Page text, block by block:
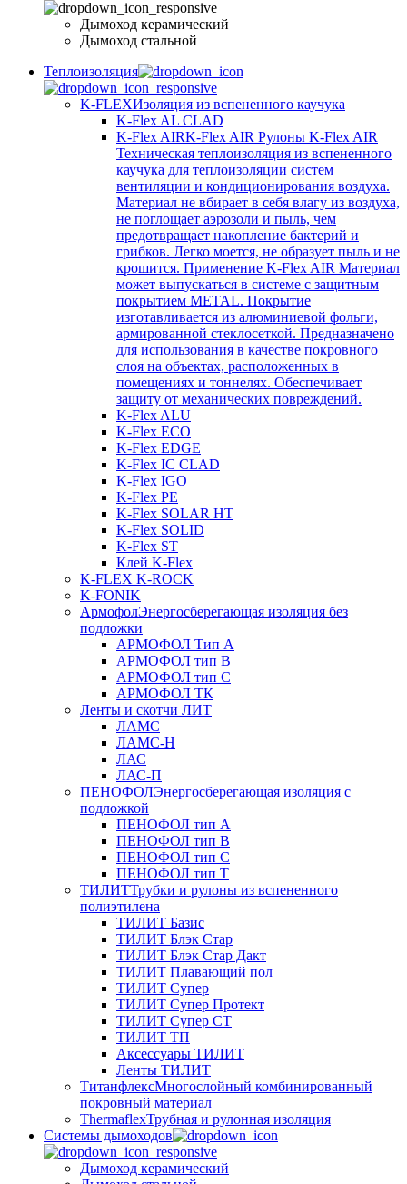
Дымоход керамический
Дымоход стальной
Теплоизоляция
K-FLEXИзоляция из вспененного каучука
K-Flex AL CLAD
K-Flex AIRK-Flex AIR Рулоны K-Flex AIR
Техническая теплоизоляция из вспененного
каучука для теплоизоляции систем
вентиляции и кондиционирования воздуха.
Материал не вбирает в себя влагу из воздуха,
не поглощает аэрозоли и пыль, чем
предотвращает накопление бактерий и
грибков. Легко моется, не образует пыль и не
крошится. Применение K-Flex AIR Материал
может выпускаться в системе c защитным
покрытием METAL. Покрытие
изготавливается из алюминиевой фольги,
армированной стеклосеткой. Предназначено
для использования в качестве покровного
слоя на объектах, расположенных в
помещениях и тоннелях. Обеспечивает
защиту от механических повреждений.
K-Flex ALU
K-Flex ECO
K-Flex EDGE
K-Flex IC CLAD
K-Flex IGO
K-Flex PE
K-Flex SOLAR HT
K-Flex SOLID
K-Flex ST
Клей K-Flex
K-FLEX K-ROCK
K-FONIK
АрмофолЭнергосберегающая изоляция без
подложки
АРМОФОЛ Тип А
АРМОФОЛ тип В
АРМОФОЛ тип C
АРМОФОЛ ТК
Ленты и скотчи ЛИТ
ЛАМС
ЛАМС-Н
ЛАС
ЛАС-П
ПЕНОФОЛЭнергосберегающая изоляция с
подложкой
ПЕНОФОЛ тип А
ПЕНОФОЛ тип B
ПЕНОФОЛ тип C
ПЕНОФОЛ тип T
ТИЛИТТрубки и рулоны из вспененного
полиэтилена
ТИЛИТ Базис
ТИЛИТ Блэк Стар
ТИЛИТ Блэк Стар Дакт
ТИЛИТ Плавающий пол
ТИЛИТ Супер
ТИЛИТ Супер Протект
ТИЛИТ Супер СТ
ТИЛИТ ТП
Аксессуары ТИЛИТ
Ленты ТИЛИТ
ТитанфлексМногослойный комбинированный
покровный материал
ThermaflexТрубная и рулонная изоляция
Cистемы дымоходов
Дымоход керамический